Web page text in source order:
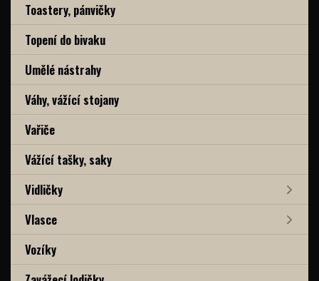
Toastery, pánvičky
Topení do bivaku
Umělé nástrahy
Váhy, vážící stojany
Vařiče
Vážící tašky, saky
Vidličky
Vlasce
Vozíky